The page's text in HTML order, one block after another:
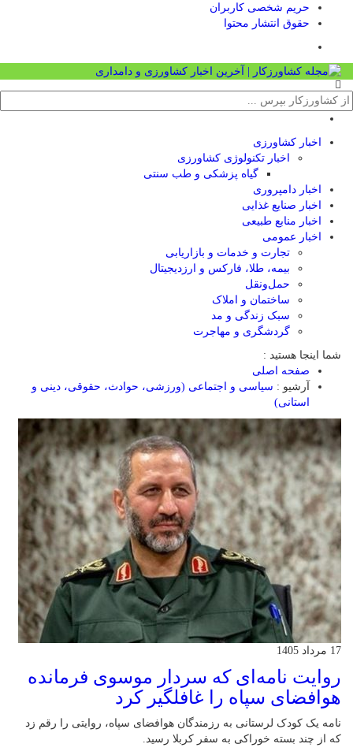
حریم شخصی کاربران
حقوق انتشار محتوا
اخبار کشاورزی
اخبار تکنولوژی کشاورزی
گیاه پزشکی و طب سنتی
اخبار دامپروری
اخبار صنایع غذایی
اخبار منابع طبیعی
اخبار عمومی
تجارت و خدمات و بازاریابی
بیمه، طلا، فارکس و ارزدیجیتال
حمل‌و‌نقل
ساختمان و املاک
سبک زندگی و مد
گردشگری و مهاجرت
شما اینجا هستید :
صفحه اصلی
آرشیو : سیاسی و اجتماعی (ورزشی، حوادث، حقوقی، دینی و
استانی)
17 مرداد 1405
روایت نامه‌ای که سردار موسوی فرمانده
هوافضای سپاه را غافلگیر کرد
نامه یک کودک لرستانی به رزمندگان هوافضای سپاه، روایتی را رقم زد
که از چند بسته خوراکی به سفر کربلا رسید.